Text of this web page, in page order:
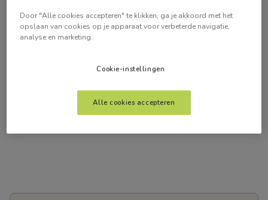
Door "Alle cookies accepteren" te klikken, ga je akkoord met het
opslaan van cookies op je apparaat voor verbeterde navigatie,
analyse en marketing.
Cookie-instellingen
Alle cookies accepteren